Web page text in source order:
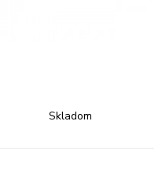
Skladom